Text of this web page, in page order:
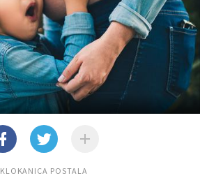
KLOKANICA POSTALA